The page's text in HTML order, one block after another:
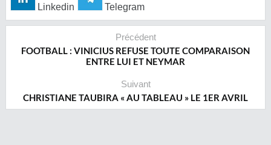
Linkedin Telegram
Précédent
FOOTBALL : VINICIUS REFUSE TOUTE COMPARAISON
ENTRE LUI ET NEYMAR
Suivant
CHRISTIANE TAUBIRA « AU TABLEAU » LE 1ER AVRIL